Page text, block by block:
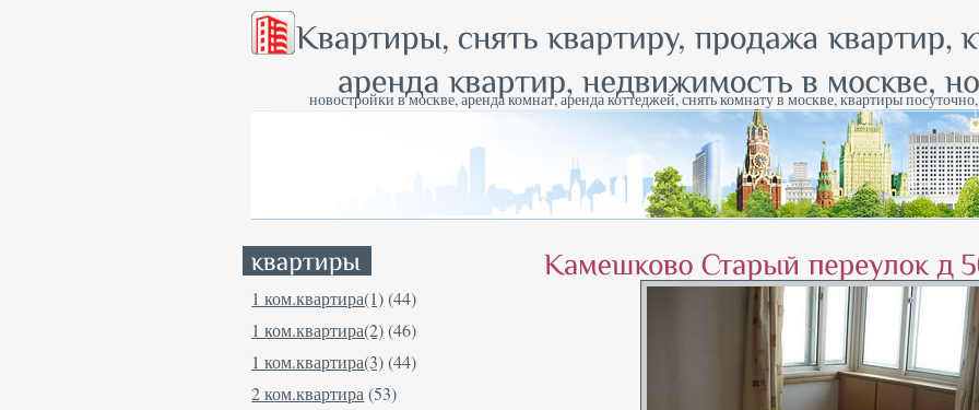
новостройки в москве, аренда комнат, аренда коттеджей, снять комнату в москве, квартиры
1 ком.квартира(1)(44)
1 ком.квартира(2)(46)
1 ком.квартира(3)(44)
2 ком.квартира (53)